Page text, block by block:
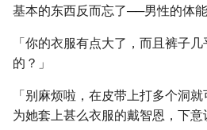
基本的东西反而忘了──男性的体能
「你的衣服有点大了，而且裤子
的？」
「别麻烦啦，在皮带上打多个洞
为她套上甚么衣服的戴智恩，下意